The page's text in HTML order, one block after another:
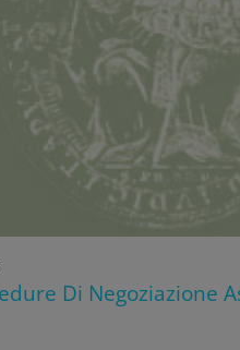
Di Negoziazione